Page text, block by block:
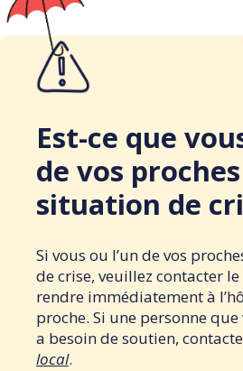
Est-ce que
de vos
situation de
Si vous ou l’un de vos
de crise, veuillez contacter
rendre immédiatement à
proche. Si une personne que
a besoin de soutien,
local.